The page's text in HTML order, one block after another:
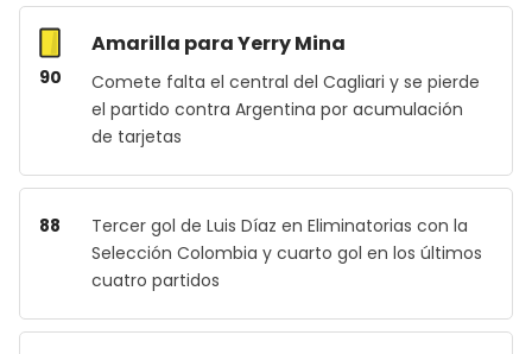
90
Amarilla para Yerry Mina
Comete falta el central del Cagliari y se pierde
el partido contra Argentina por acumulación
de tarjetas
88
Tercer gol de Luis Díaz en Eliminatorias con la
Selección Colombia y cuarto gol en los últimos
cuatro partidos